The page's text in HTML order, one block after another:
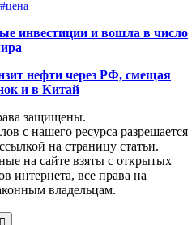
#цена
инвестиции и вошла в число
нефти через РФ, смещая
и в Китай
защищены.
с нашего ресурса разрешается
на страницу статьи.
на сайте взяты с открытых
интернета, все права на
владельцам.